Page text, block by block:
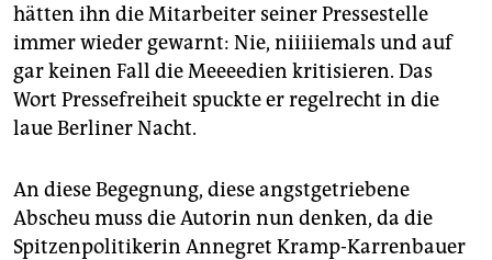
hätten ihn die Mitarbeiter seiner Pressestelle
immer wieder gewarnt: Nie, niiiiiemals und auf
gar keinen Fall die Meeeedien kritisieren. Das
Wort Pressefreiheit spuckte er regelrecht in die
laue Berliner Nacht.
An diese Begegnung, diese angstgetriebene
Abscheu muss die Autorin nun denken, da die
Spitzenpolitikerin Annegret Kramp-Karrenbauer